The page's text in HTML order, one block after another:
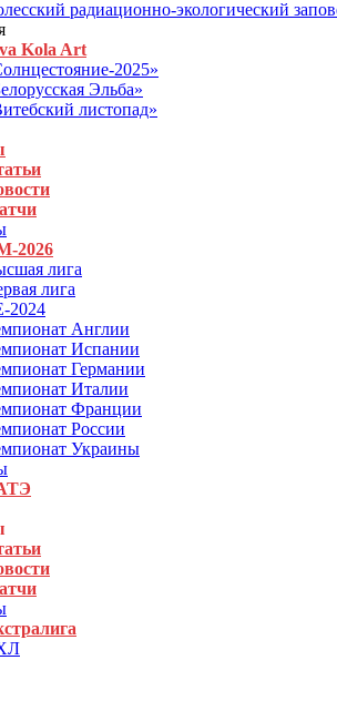
радиационно-экологический
Kola Art
2025»
Эльба»
листопад»
2026
лига
лига
2024
Англии
Испании
Германии
Италии
Франции
России
Украины